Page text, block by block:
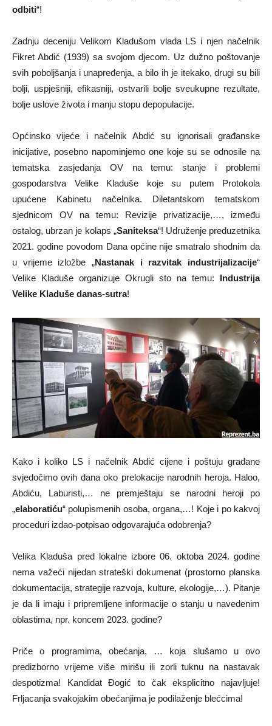
odbiti“!
Zadnju deceniju Velikom Kladušom vlada LS i njen načelnik
Fikret Abdić (1939) sa svojom djecom. Uz dužno poštovanje
svih poboljšanja i unapređenja, a bilo ih je itekako, drugi su bili
bolji, uspješniji, efikasniji, ostvarili bolje sveukupne rezultate,
bolje uslove života i manju stopu depopulacije.
Općinsko vijeće i načelnik Abdić su ignorisali građanske
inicijative, posebno napominjemo one koje su se odnosile na
tematska zasjedanja OV na temu: stanje i problemi
gospodarstva Velike Kladuše koje su putem Protokola
upućene Kabinetu načelnika. Diletantskom tematskom
sjednicom OV na temu: Revizije privatizacije,…, između
ostalog, ubrzan je kolaps „Saniteksa“! Udruženje preduzetnika
2021. godine povodom Dana općine nije smatralo shodnim da
u vrijeme izložbe „Nastanak i razvitak industrijalizacije“
Velike Kladuše organizuje Okrugli sto na temu: Industrija
Velike Kladuše danas-sutra!
Kako i koliko LS i načelnik Abdić cijene i poštuju građane
svjedočimo ovih dana oko prelokacije narodnih heroja. Haloo,
Abdiću, Laburisti,… ne premještaju se narodni heroji po
„elaboratiću“ polupismenih osoba, organa,…! Koje i po kakvoj
proceduri izdao-potpisao odgovarajuća odobrenja?
Velika Kladuša pred lokalne izbore 06. oktoba 2024. godine
nema važeći nijedan strateški dokumenat (prostorno planska
dokumentacija, strategije razvoja, kulture, ekologije,…). Pitanje
je da li imaju i pripremljene informacije o stanju u navedenim
oblastima, npr. koncem 2023. godine?
Priče o programima, obećanja, … koja slušamo u ovo
predizborno vrijeme više mirišu ili zorli tuknu na nastavak
despotizma! Kandidat Đogić to čak eksplicitno najavljuje!
Frljacanja svakojakim obećanjima je podilaženje blećcima!